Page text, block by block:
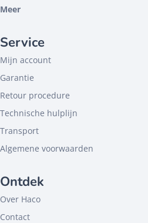
Meer
Service
Mijn account
Garantie
Retour procedure
Technische hulplijn
Transport
Algemene voorwaarden
Ontdek
Over Haco
Contact